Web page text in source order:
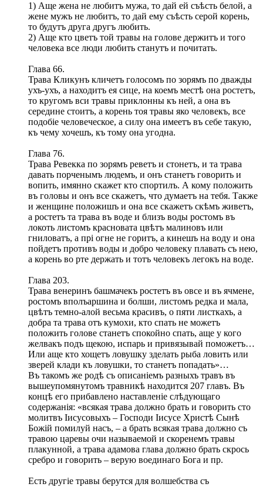
1) Аще жена не любитъ мужа, то дай ей съѣсть белой, а
жене мужъ не любитъ, то дай ему съѣсть серой корень,
то будутъ друга другъ любить.
2) Аще кто цветъ той травы на голове держитъ и того
человека все люди любить станутъ и почитать.
Глава 66.
Трава Кликунъ кличетъ голосомъ по зорямъ по дважды
ухъ-ухъ, а находитъ ея сице, на коемъ местѣ она ростетъ,
то кругомъ вси травы приклонны къ ней, а она въ
середине стоитъ, а корень тоя травы яко человекъ, все
подобіе человеческое, а силу она имеетъ въ себе такую,
къ чему хочешъ, къ тому она угодна.
Глава 76.
Трава Ревекка по зорямъ реветъ и стонетъ, и та трава
давать порченымъ людемъ, и онъ станетъ говорить и
вопить, имянно скажет кто спортилъ. А кому положить
въ головы и онъ все скажетъ, что думаетъ на тебя. Также
и женщине положишъ и она все скажетъ скѣмъ живетъ,
а ростетъ та трава въ воде и близъ воды ростомъ въ
локоть листомъ красновата цвѣтъ малиновъ или
гниловатъ, а прі огне не горитъ, а кинешъ на воду и она
пойдетъ противъ воды и добро человеку плавать съ нею,
а корень во рте держать и тотъ человекъ легокъ на воде.
Глава 203.
Трава венеринъ башмачекъ ростетъ въ овсе и въ ячмене,
ростомъ вполъаршина и болши, листомъ редка и мала,
цвѣтъ темно-алой весьма красивъ, о пяти листкахъ, а
добра та трава отъ кумохи, кто спать не можетъ
положить голове станетъ спокойно спать, аще у кого
желвакъ подъ щекою, испарь и привязывай поможетъ…
Или аще кто хощетъ ловушку зделать рыба ловить или
зверей клади къ ловушки, то станетъ попадать»…
Въ такомъ же родѣ съ описаніемъ разныхъ травъ въ
вышеупомянутомъ травникѣ находится 207 главъ. Въ
концѣ его прибавлено наставленіе слѣдующаго
содержанія: «всякая трава должно брать и говорить сто
молитвъ Iисусовыхъ – Господи Iисусе Христѣ Сынѣ
Божій помилуй насъ, – а брать всякая трава должно съ
травою царевы очи называемой и скоренемъ травы
плакунной, а трава адамова глава должно брать скрось
сребро и говорить – верую воединаго Бога и пр.
Есть другіе травы берутся для волшебства съ